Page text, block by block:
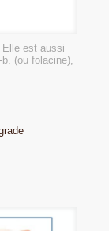
est aussi
(ou folacine),